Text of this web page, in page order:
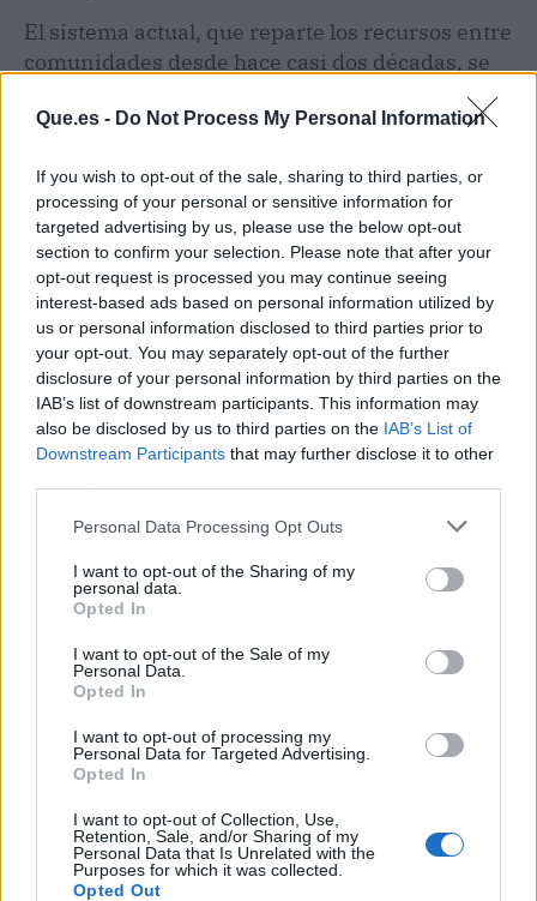
Que.es - Do Not Process My Personal Information
If you wish to opt-out of the sale, sharing to third parties, or
processing of your personal or sensitive information for
targeted advertising by us, please use the below opt-out
section to confirm your selection. Please note that after your
opt-out request is processed you may continue seeing
interest-based ads based on personal information utilized by
us or personal information disclosed to third parties prior to
your opt-out. You may separately opt-out of the further
disclosure of your personal information by third parties on the
IAB’s list of downstream participants. This information may
also be disclosed by us to third parties on the IAB’s List of
Downstream Participants that may further disclose it to other
Personal Data Processing Opt Outs
I want to opt-out of the Sharing of my
personal data.
Opted In
I want to opt-out of the Sale of my
Personal Data.
Opted In
I want to opt-out of processing my
Personal Data for Targeted Advertising.
Opted In
I want to opt-out of Collection, Use,
Retention, Sale, and/or Sharing of my
Personal Data that Is Unrelated with the
Purposes for which it was collected.
Opted Out
El sistema actual, que reparte los recursos entre
comunidades desde hace casi dos décadas, se
pactó en plena crisis y no se ha actualizado pese
a los cambios demográficos y el encarecimiento
denuncian falta de dinero para sanidad o
educación, mientras el Gobierno central insiste
en que el reparto está desequilibrado. Según los
datos de laAutoridad Independiente de
Responsabilidad Fiscal (AIReF), la
infrafinanciación afecta especialmente a
regiones como Andalucía, Murcia o la
Comunidad Valenciana. Para entender mejor el
punto de partida, puedes consultar la ficha del
modelo de financiación autonómica en la
Wikipedia.
Ahora, el nuevo texto intenta corregir esas
brechas, pero el origen del pacto —sellado entre
Sánchez y Junqueras en Moncloa— ha
algunos barones socialistas temen que el
modelo prime a Cataluña, mientras que el
próximas semanas serán clave para ver si se
logra un consenso o si la negociación se
convierte en otro campo de batalla electoral.
📌 En claves: lo que debes saber